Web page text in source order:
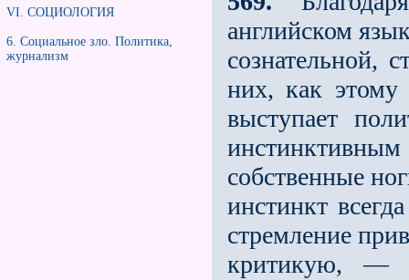
VI. СОЦИОЛОГИЯ
6. Социальное зло. Политика,
журнализм
английском
сознательной,
них, как этому
выступает
собственные
инстинкт
стремление
критикую, —